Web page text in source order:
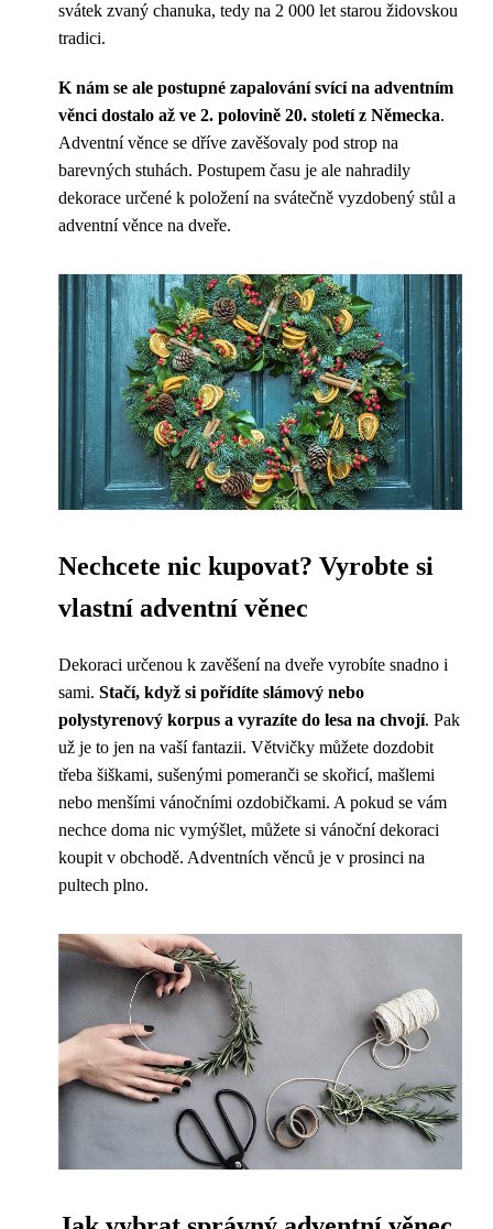
svátek zvaný chanuka, tedy na 2 000 let starou židovskou
tradici.
K nám se ale postupné zapalování svící na adventním
věnci dostalo až ve 2. polovině 20. století z Německa.
Adventní věnce se dříve zavěšovaly pod strop na
barevných stuhách. Postupem času je ale nahradily
dekorace určené k položení na svátečně vyzdobený stůl a
adventní věnce na dveře.
Nechcete nic kupovat? Vyrobte si
vlastní adventní věnec
Dekoraci určenou k zavěšení na dveře vyrobíte snadno i
sami. Stačí, když si pořídíte slámový nebo
polystyrenový korpus a vyrazíte do lesa na chvojí. Pak
už je to jen na vaší fantazii. Větvičky můžete dozdobit
třeba šiškami, sušenými pomeranči se skořicí, mašlemi
nebo menšími vánočními ozdobičkami. A pokud se vám
nechce doma nic vymýšlet, můžete si vánoční dekoraci
koupit v obchodě. Adventních věnců je v prosinci na
pultech plno.